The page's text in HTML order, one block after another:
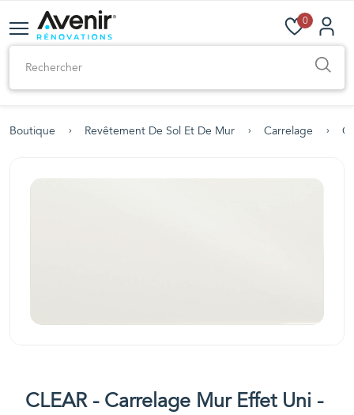
0
Boutique Revêtement De Sol Et De Mur Carrelage
CLEAR - Carrelage Mur Effet Uni -